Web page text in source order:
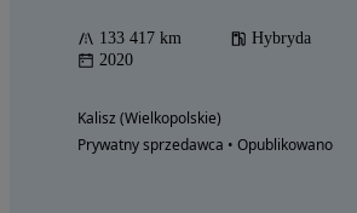
133 417 km Hybryda
2020
Kalisz (Wielkopolskie)
Prywatny sprzedawca • Opublikowano